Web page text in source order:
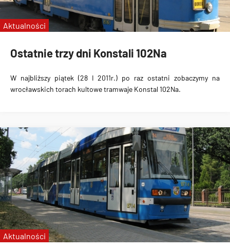
Ostatnie trzy dni Konstali 102Na
W najbliższy piątek (28 I 2011r.) po raz ostatni zobaczymy na
wrocławskich torach kultowe tramwaje Konstal 102Na.
Aktualności
Aktualności